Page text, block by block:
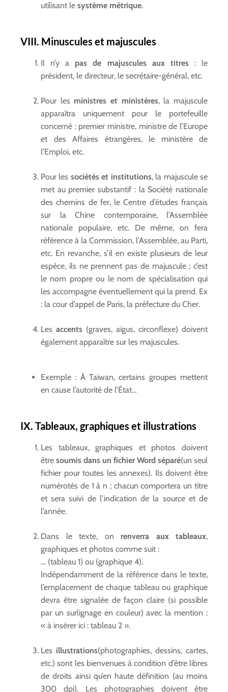
utilisant le système métrique.
VIII. Minuscules et majuscules
Il n’y a pas de majuscules aux titres: le
président, le directeur, le secrétaire-général, etc.
Pour les ministres et ministères, la majuscule
apparaîtra uniquement pour le portefeuille
concerné : premier ministre, ministre de l’Europe
et des Affaires étrangères, le ministère de
l’Emploi, etc.
Pour les sociétés et institutions, la majuscule se
met au premier substantif : la Société nationale
des chemins de fer, le Centre d’études français
sur la Chine contemporaine, l’Assemblée
nationale populaire, etc. De même, on fera
référence à la Commission, l’Assemblée, au Parti,
etc. En revanche, s’il en existe plusieurs de leur
espèce, ils ne prennent pas de majuscule ; c’est
le nom propre ou le nom de spécialisation qui
les accompagne éventuellement qui la prend. Ex
: la cour d’appel de Paris, la préfecture du Cher.
Les accents (graves, aigus, circonflexe) doivent
également apparaître sur les majuscules.
Exemple : À Taïwan, certains groupes mettent
en cause l’autorité de l’État…
IX. Tableaux, graphiques et illustrations
Les tableaux, graphiques et photos doivent
être soumis dans un fichier Word séparé(un seul
fichier pour toutes les annexes). Ils doivent être
numérotés de 1 à n ; chacun comportera un titre
et sera suivi de l’indication de la source et de
l’année.
Dans le texte, on renverra aux tableaux,
graphiques et photos comme suit :
… (tableau 1) ou (graphique 4).
Indépendamment de la référence dans le texte,
l’emplacement de chaque tableau ou graphique
devra être signalée de façon claire (si possible
par un surlignage en couleur) avec la mention :
« à insérer ici : tableau 2 ».
Les illustrations(photographies, dessins, cartes,
etc.) sont les bienvenues à condition d’être libres
de droits ainsi qu’en haute définition (au moins
300 dpi). Les photographies doivent être